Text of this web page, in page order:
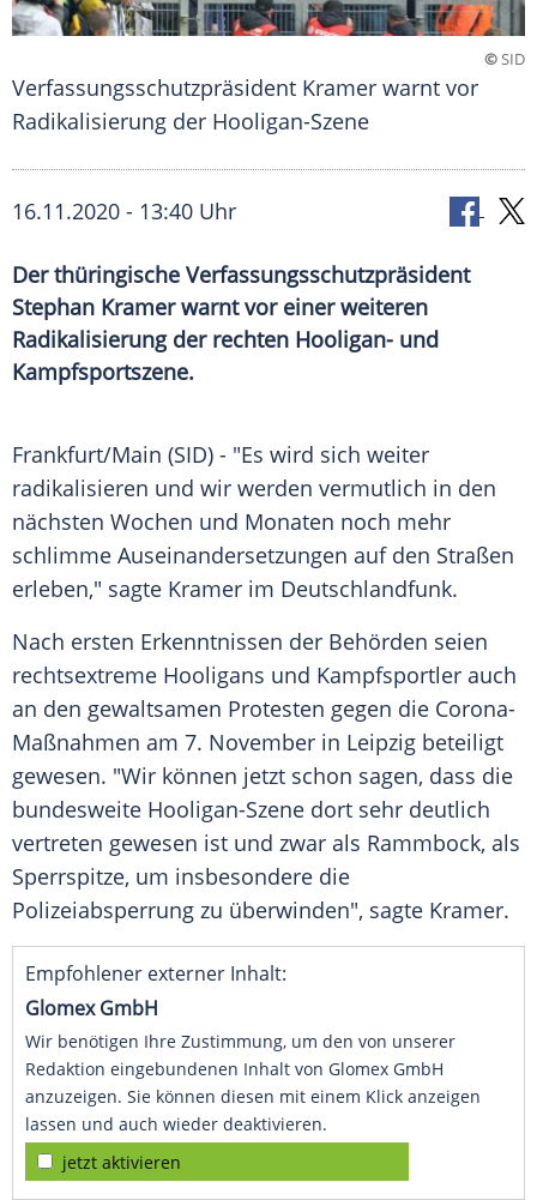
©SID
Verfassungsschutzpräsident Kramer warnt vor
Radikalisierung der Hooligan-Szene
16.11.2020 - 13:40 Uhr
Der thüringische Verfassungsschutzpräsident
Stephan Kramer warnt vor einer weiteren
Radikalisierung der rechten Hooligan- und
Kampfsportszene.
Frankfurt/Main (SID) - "Es wird sich weiter
radikalisieren und wir werden vermutlich in den
nächsten Wochen und Monaten noch mehr
schlimme Auseinandersetzungen auf den Straßen
erleben," sagte Kramer im Deutschlandfunk.
Nach ersten Erkenntnissen der Behörden seien
rechtsextreme Hooligans und Kampfsportler auch
an den gewaltsamen Protesten gegen die Corona-
Maßnahmen am 7. November in Leipzig beteiligt
gewesen. "Wir können jetzt schon sagen, dass die
bundesweite Hooligan-Szene dort sehr deutlich
vertreten gewesen ist und zwar als Rammbock, als
Sperrspitze, um insbesondere die
Polizeiabsperrung zu überwinden", sagte Kramer.
Empfohlener externer Inhalt:
Glomex GmbH
Wir benötigen Ihre Zustimmung, um den von unserer
Redaktion eingebundenen Inhalt von Glomex GmbH
anzuzeigen. Sie können diesen mit einem Klick anzeigen
lassen und auch wieder deaktivieren.
jetzt aktivieren